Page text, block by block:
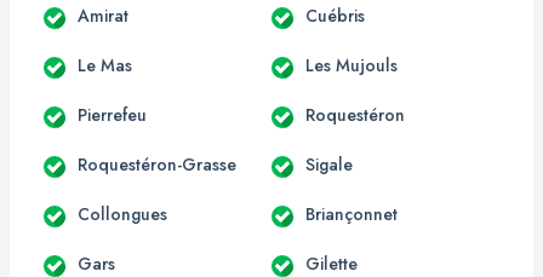
Amirat Cuébris
Le Mas Les Mujouls
Pierrefeu Roquestéron
Roquestéron-Grasse Sigale
Collongues Briançonnet
Gars Gilette